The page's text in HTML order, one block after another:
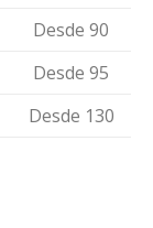
Desde 90
Desde 95
Desde 130